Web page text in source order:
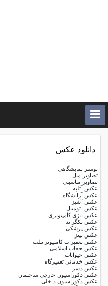
دانلود عکس
پوستر نمایشگاهی
تصاویر مبل
تصاویر مناسبتی
عکس آتلیه
عکس آرایشگاه
عکس آشپز
عکس اتومبیل
عکس بازی کامپیوتری
عکس بکگراند
عکس پزشکی
عکس پیتزا
عکس تعمیرات کامپیوتر تبلت
عکس حجاب اسلامی
عکس حیوانات
عکس خدماتی تعمیرگاه
عکس دسر
عکس دکوراسیون خارجی ساختمان
عکس دکوراسیون داخلی